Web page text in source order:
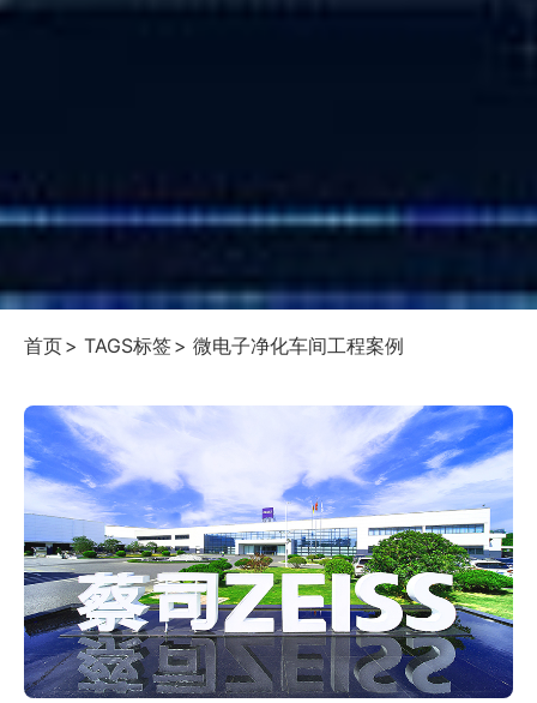
首页 TAGS标签 微电子净化车间工程案例